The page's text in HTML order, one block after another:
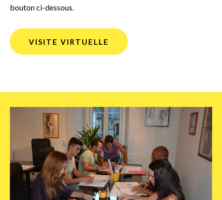
bouton ci-dessous.
VISITE VIRTUELLE